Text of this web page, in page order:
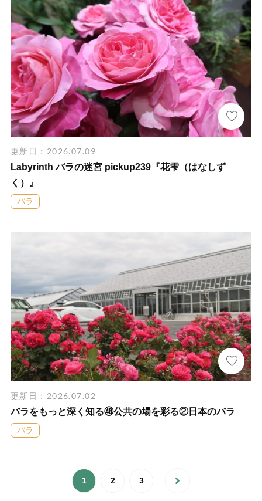
更新日：2026.07.09
Labyrinth バラの迷宮 pickup239『花雫（はなしず
く）』
バラ
更新日：2026.07.02
バラをもっと深く知る㊽公共の場を彩る②日本のバラ
バラ
1 2 3